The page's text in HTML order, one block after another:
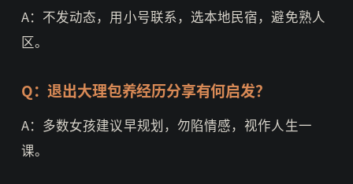
A：不发动态，用小号联系，选本地民宿，避免熟人
区。
Q：退出大理包养经历分享有何启发？
A：多数女孩建议早规划，勿陷情感，视作人生一
课。